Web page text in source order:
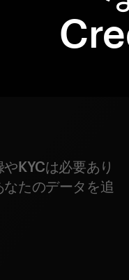
KYCは必要あり
たのデータを追